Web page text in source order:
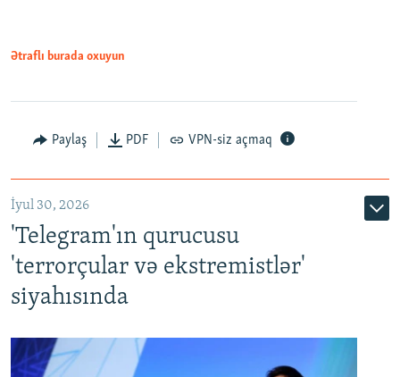
Ətraflı burada oxuyun
Paylaş PDF VPN-siz açmaq
İyul 30, 2026
'Telegram'ın qurucusu
'terrorçular və ekstremistlər'
siyahısında